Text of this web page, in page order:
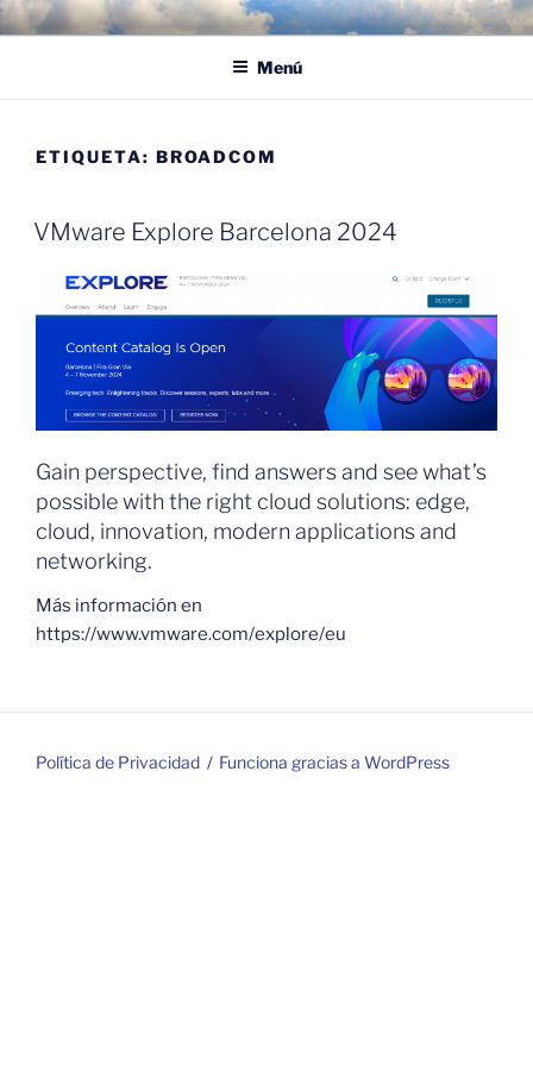
Saltar
al
POR LAS NUBES – CLOUD
EMPRESARIAL
Proyectos, noticias e ideas para adoptar el cloud en su empresa
Menú
ETIQUETA: BROADCOM
VMware Explore Barcelona 2024
Gain perspective, find answers and see what’s
possible with the right cloud solutions: edge,
cloud, innovation, modern applications and
networking.
Más información en
https://www.vmware.com/explore/eu
Política de Privacidad Funciona gracias a WordPress